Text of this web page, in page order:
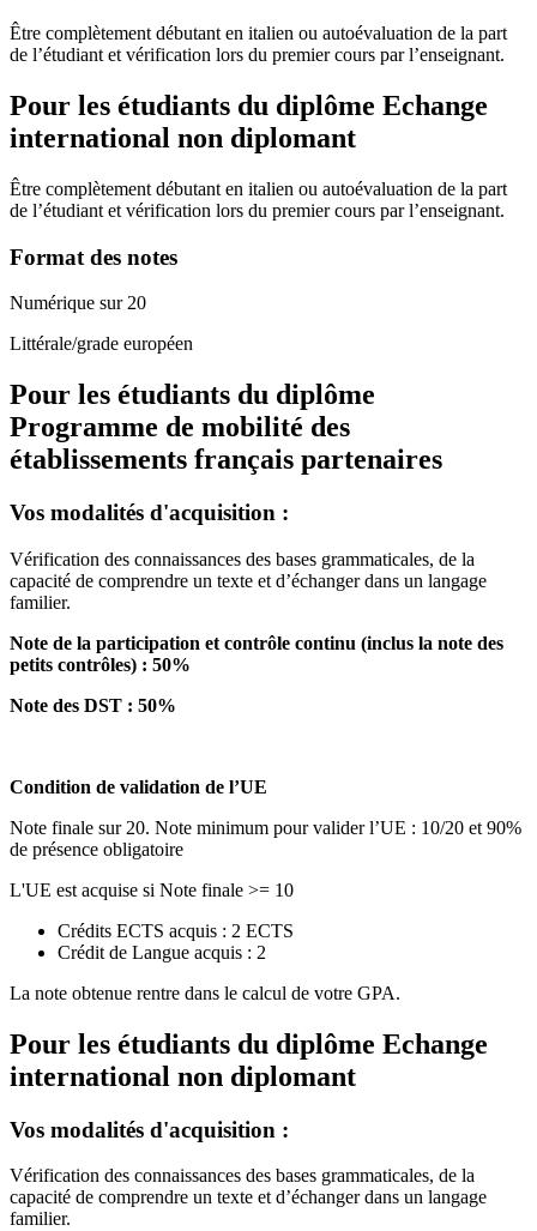
Être complètement débutant en italien ou autoévaluation de la part
de l’étudiant et vérification lors du premier cours par l’enseignant.
Pour les étudiants du diplôme Echange
international non diplomant
Être complètement débutant en italien ou autoévaluation de la part
de l’étudiant et vérification lors du premier cours par l’enseignant.
Format des notes
Numérique sur 20
Littérale/grade européen
Pour les étudiants du diplôme
Programme de mobilité des
établissements français partenaires
Vos modalités d'acquisition :
Vérification des connaissances des bases grammaticales, de la
capacité de comprendre un texte et d’échanger dans un langage
familier.
Note de la participation et contrôle continu (inclus la note des
petits contrôles) : 50%
Note des DST : 50%
Condition de validation de l’UE
Note finale sur 20. Note minimum pour valider l’UE : 10/20 et 90%
de présence obligatoire
L'UE est acquise si Note finale >= 10
Crédits ECTS acquis : 2 ECTS
Crédit de Langue acquis : 2
La note obtenue rentre dans le calcul de votre GPA.
Pour les étudiants du diplôme Echange
international non diplomant
Vos modalités d'acquisition :
Vérification des connaissances des bases grammaticales, de la
capacité de comprendre un texte et d’échanger dans un langage
familier.